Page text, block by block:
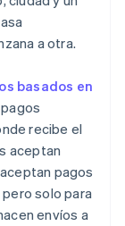
a otra.
basados en
recibe el
aceptan
pagos
solo para
envíos a